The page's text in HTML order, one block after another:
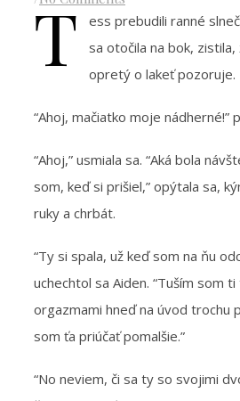
T ess prebudili ranné
sa otočila na bok, zistila,
opretý o lakeť pozoruje.
“Ahoj, mačiatko moje nádherné!”
“Ahoj,” usmiala sa. “Aká bola
som, keď si prišiel,” opýtala sa,
ruky a chrbát.
“Ty si spala, už keď som na ňu
uchechtol sa Aiden. “Tuším som
orgazmami hneď na úvod trochu
som ťa priúčať pomalšie.”
“No neviem, či sa ty so svojimi